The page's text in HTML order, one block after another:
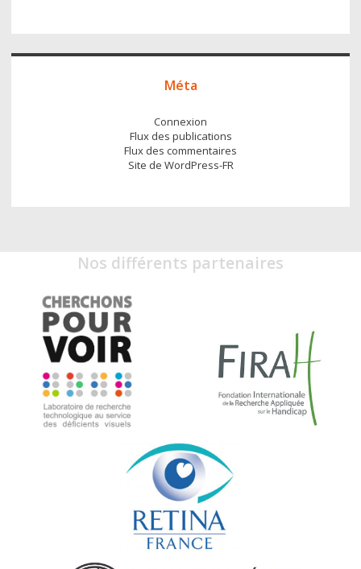
Méta
Connexion
Flux des publications
Flux des commentaires
Site de WordPress-FR
Nos différents partenaires